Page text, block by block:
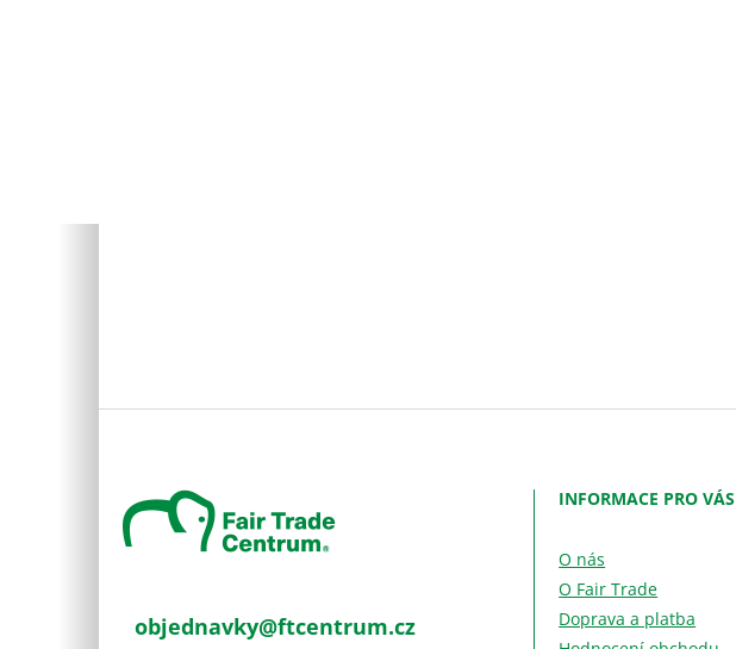
objednavky@ftcentrum.cz
INFORMACE PRO VÁS
O nás
O Fair Trade
Doprava a platba